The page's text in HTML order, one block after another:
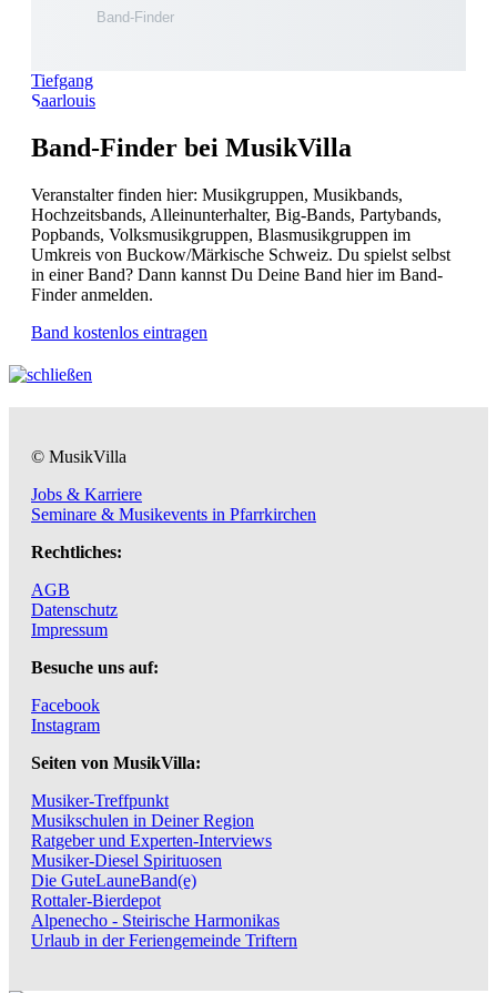
Tiefgang
Saarlouis
Band-Finder bei MusikVilla
Veranstalter finden hier: Musikgruppen, Musikbands,
Hochzeitsbands, Alleinunterhalter, Big-Bands, Partybands,
Popbands, Volksmusikgruppen, Blasmusikgruppen im
Umkreis von Buckow/Märkische Schweiz. Du spielst selbst
in einer Band? Dann kannst Du Deine Band hier im Band-
Finder anmelden.
Band kostenlos eintragen
© MusikVilla
Jobs & Karriere
Seminare & Musikevents in Pfarrkirchen
Rechtliches:
AGB
Datenschutz
Impressum
Besuche uns auf:
Facebook
Instagram
Seiten von MusikVilla:
Musiker-Treffpunkt
Musikschulen in Deiner Region
Ratgeber und Experten-Interviews
Musiker-Diesel Spirituosen
Die GuteLauneBand(e)
Rottaler-Bierdepot
Alpenecho - Steirische Harmonikas
Urlaub in der Feriengemeinde Triftern